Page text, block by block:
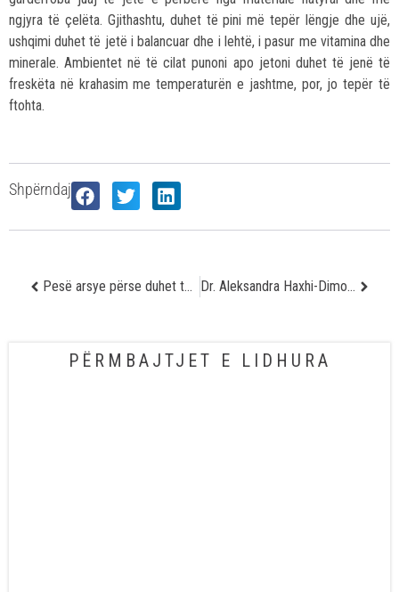
ngjyra të çelëta. Gjithashtu, duhet të pini më tepër lëngje dhe ujë,
ushqimi duhet të jetë i balancuar dhe i lehtë, i pasur me vitamina dhe
minerale. Ambientet në të cilat punoni apo jetoni duhet të jenë të
freskëta në krahasim me temperaturën e jashtme, por, jo tepër të
ftohta.
Shpërndaj
Pesë arsye përse duhet të pini vitaminë C Dr. Aleksandra Haxhi-Dimova – zgjedhja e ushqimeve të shëndetshme nuk do të thotë ushqim i duhur
PËRMBAJTJET E LIDHURA